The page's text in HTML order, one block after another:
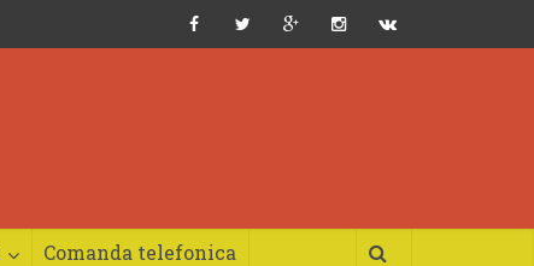
Comanda telefonica